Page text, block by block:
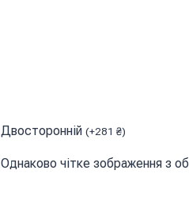
Двосторонній (+281₴)
Однаково чітке зображення з